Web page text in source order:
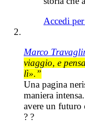
Accedi
Marco
viaggio, e
lì».”
Una pagina
maniera
avere un futuro
? ?